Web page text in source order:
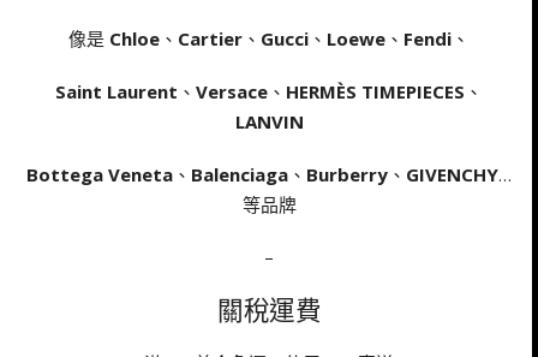
像是 Chloe 、 Cartier 、 Gucci 、 Loewe 、 Fendi 、
Saint Laurent 、 Versace 、 HERMÈS TIMEPIECES 、
LANVIN
Bottega Veneta 、 Balenciaga 、 Burberry 、 GIVENCHY…
等品牌
–
關稅運費